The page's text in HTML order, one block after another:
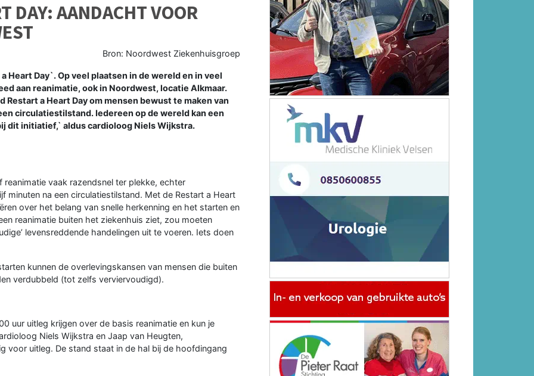
DAY: AANDACHT VOOR
Bron: Noordwest Ziekenhuisgroep
Heart Day`. Op veel plaatsen in de wereld en in veel
aan reanimatie, ook in Noordwest, locatie Alkmaar.
a Heart Day om mensen bewust te maken van
circulatiestilstand. Iedereen op de wereld kan een
dit initiatief,` aldus cardioloog Niels Wijkstra.
vaak razendsnel ter plekke, echter
minuten na een circulatiestilstand. Met de Restart a Heart
over het belang van snelle herkenning en het starten en
reanimatie buiten het ziekenhuis ziet, zou moeten
levensreddende handelingen uit te voeren. Iets doen
kunnen de overlevingskansen van mensen die buiten
verdubbeld (tot zelfs verviervoudigd).
uur uitleg krijgen over de basis reanimatie en kun je
Niels Wijkstra en Jaap van Heugten,
voor uitleg. De stand staat in de hal bij de hoofdingang